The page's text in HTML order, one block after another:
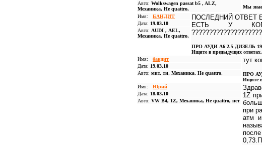
Авто: Wolkswagen passat b5 , ALZ,
Механика, Не quattro,
Мы
Имя: БАНДИТ
Дата: 19.03.10
Авто: AUDI , АЕL,
Механика, Не quattro,
ПОСЛЕДНИЙ ОТВЕТ
ЕСТЬ У
ПРО АУДИ А6 2.5 ДИЗЕЛЬ
Ищите в предыдущих
Имя: бандит
Дата: 19.03.10
Авто: мит, ти, Механика, Не quattro,
тут
ПРО
Ищите
Имя: Юрий
Дата: 18.03.10
Авто: VW B4, 1Z, Механика, Не quattro, нет
1Z
при
атм и